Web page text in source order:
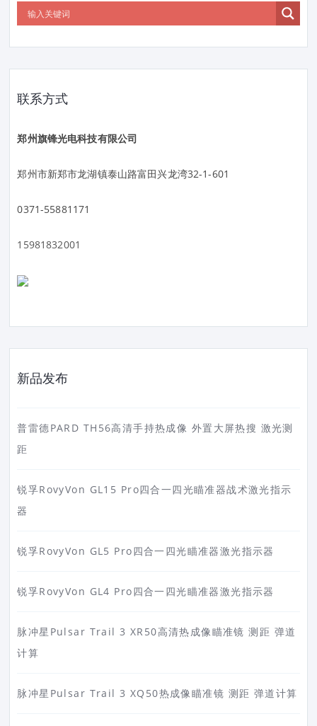
联系方式
郑州旗锋光电科技有限公司
郑州市新郑市龙湖镇泰山路富田兴龙湾32-1-601
0371-55881171
15981832001
新品发布
普雷德PARD TH56高清手持热成像 外置大屏热搜 激光测
距
锐孚RovyVon GL15 Pro四合一四光瞄准器战术激光指示
器
锐孚RovyVon GL5 Pro四合一四光瞄准器激光指示器
锐孚RovyVon GL4 Pro四合一四光瞄准器激光指示器
脉冲星Pulsar Trail 3 XR50高清热成像瞄准镜 测距 弹道
计算
脉冲星Pulsar Trail 3 XQ50热成像瞄准镜 测距 弹道计算